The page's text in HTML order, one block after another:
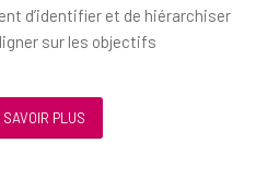
d’identifier et de hiérarchiser
sur les objectifs
SAVOIR PLUS